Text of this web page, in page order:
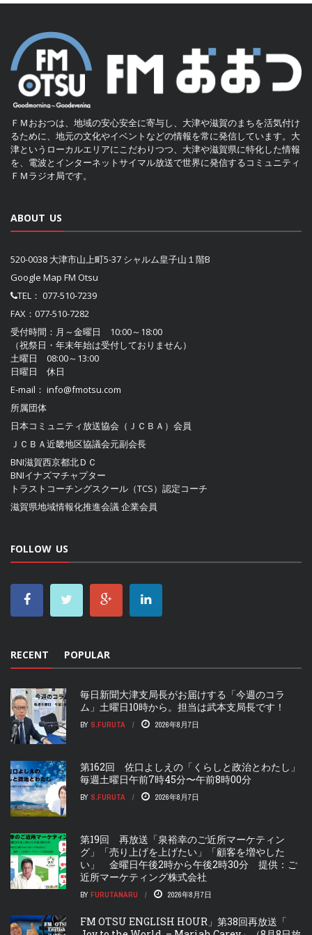
ＦＭおおつは、地域の安心安全に寄与し、大津や滋賀のまちを活気付け
るために、地元の文化やイベントなどの情報を常に発信しています。大
津というローカルエリアにこだわりつつ、大津や滋賀県に特化した情報
を、電波とインターネットサイマル放送で世界に発信するコミュニティ
ＦＭラジオ局です。
ABOUT US
520-0038 大津市山上町5-37 シャルム皇子山１階B
Google Map FM Otsu
TEL： 077-510-7239
FAX：077-510-7282
受付時間：月～金曜日 10:00～18:00
（祝祭日・年末年始は受付しておりません）
土曜日 08:00～13:00
日曜日 休日
E-mail： info@fmotsu.com
所属団体
日本コミュニティ放送協会（ＪＣＢＡ） 会員
ＪＣＢＡ近畿地区協議会元副会長
BNI滋賀西京都北ＤＣ
BNIイナズマチャプター
トラストコーチングスクール（TCS）認定コーチ
滋賀県地域情報化推進会議企業会員
FOLLOW US
RECENT POPULAR
毎日新聞大津支局長がお届けする「今週のコラ
ム」土曜日10時から。担当は武本支局長です！
BY S.FURUTA 2026年8月7日
第162回 佐口よしえの「くらしと政治とわたし」
毎週土曜日午前7時45分〜午前8時00分
BY S.FURUTA 2026年8月7日
第19回 再放送「泉裕幸のご近所マーケティン
グ」「売り上げを上げたい」「顧客を増やした
い」 金曜日午後2時から午後2時30分 提供：ご
近所マーケティング株式会社
BY FURUTANARU 2026年8月7日
FM OTSU ENGLISH HOUR」第38回再放送「